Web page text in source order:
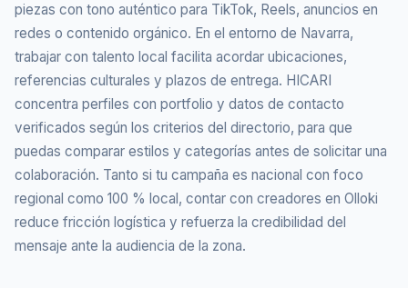
piezas con tono auténtico para TikTok, Reels, anuncios en
redes o contenido orgánico. En el entorno de Navarra,
trabajar con talento local facilita acordar ubicaciones,
referencias culturales y plazos de entrega. HICARI
concentra perfiles con portfolio y datos de contacto
verificados según los criterios del directorio, para que
puedas comparar estilos y categorías antes de solicitar una
colaboración. Tanto si tu campaña es nacional con foco
regional como 100 % local, contar con creadores en Olloki
reduce fricción logística y refuerza la credibilidad del
mensaje ante la audiencia de la zona.